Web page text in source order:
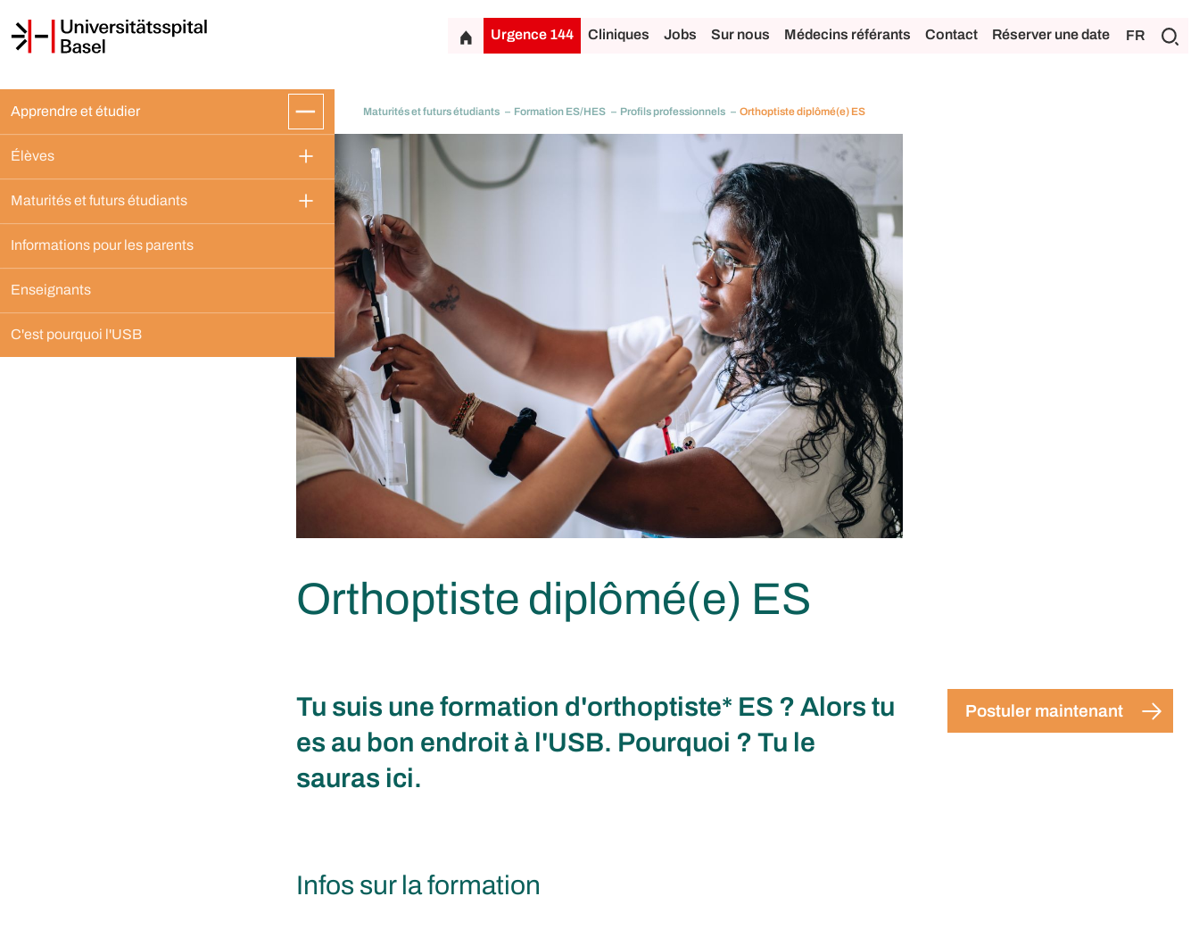
Urgence 144 Cliniques Jobs Sur nous Médecins référants Contact Réserver une date FR
Apprendre et étudier
Élèves
Maturités et futurs étudiants
Informations pour les parents
Enseignants
C'est pourquoi l'USB
Maturités et futurs étudiants Formation ES/HES Profils professionnels Orthoptiste diplômé(e) ES
Orthoptiste diplômé(e) ES
Tu suis une formation d'orthoptiste* ES ? Alors tu
es au bon endroit à l'USB. Pourquoi ? Tu le
sauras ici.
Infos sur la formation
Postuler maintenant